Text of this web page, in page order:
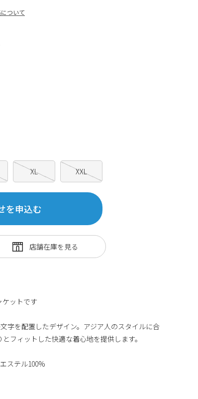
ついて
XL XXL
を申込む
ケットです
字を配置したデザイン。アジア人のスタイルに合
フィットした快適な着心地を提供します。
ステル100%